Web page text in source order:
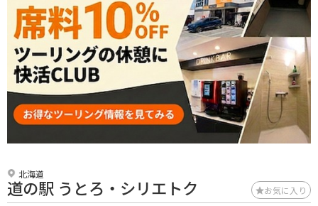
北海道
道の駅 うとろ・シリエトク お気に入り